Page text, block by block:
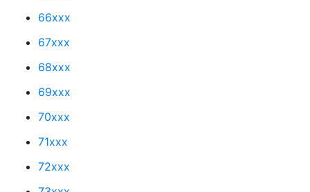
66xxx
67xxx
68xxx
69xxx
70xxx
71xxx
72xxx